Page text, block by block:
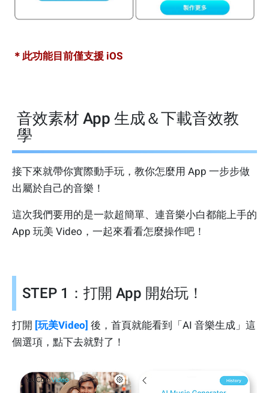
＊此功能目前僅支援 iOS
音效素材 App 生成＆下載音效教
學
接下來就帶你實際動手玩，教你怎麼用 App 一步步做
出屬於自己的音樂！
這次我們要用的是一款超簡單、連音樂小白都能上手的
App 玩美 Video，一起來看看怎麼操作吧！
STEP 1：打開 App 開始玩！
打開 [玩美Video] 後，首頁就能看到「AI 音樂生成」這
個選項，點下去就對了！